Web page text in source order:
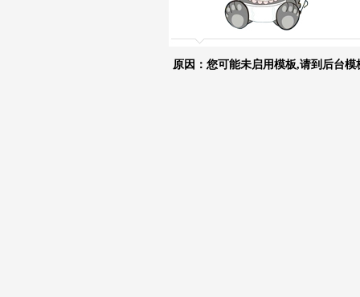
原因：您可能未启用模板,请到后